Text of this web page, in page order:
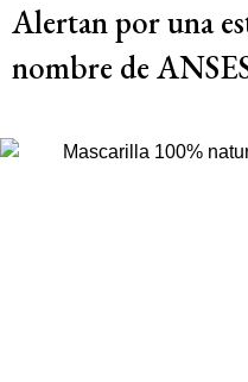
Alertan por una
nombre de